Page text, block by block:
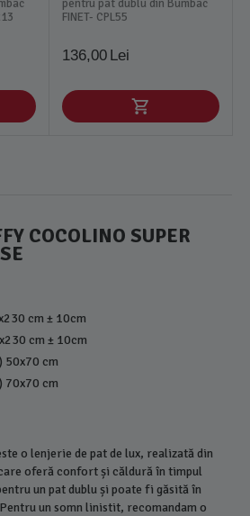
pentru pat dublu din Bumbac
FINET- CPL55
136,00 Lei
COCOLINO SUPER
cm ± 10cm
cm ± 10cm
50x70 cm
70x70 cm
o lenjerie de pat de lux, realizată din
oferă confort și căldură în timpul
un pat dublu și poate fi găsită în
un somn linistit, recomandam o